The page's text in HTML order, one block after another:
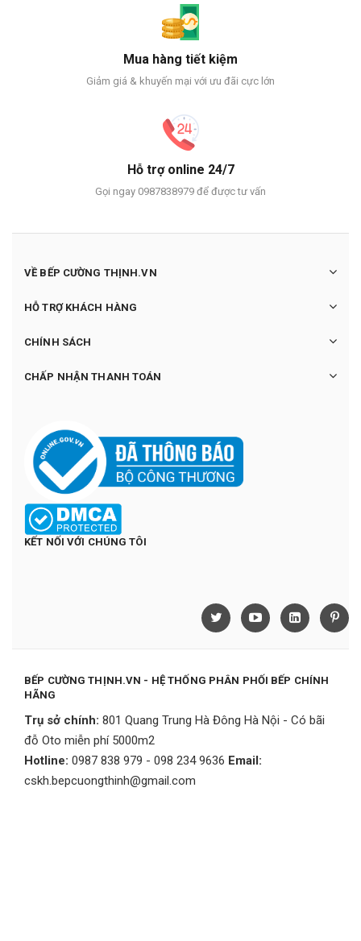
Mua hàng tiết kiệm
Giảm giá & khuyến mại với ưu đãi cực lớn
Hỗ trợ online 24/7
Gọi ngay 0987838979 để được tư vấn
VỀ BẾP CƯỜNG THỊNH.VN
HỖ TRỢ KHÁCH HÀNG
CHÍNH SÁCH
CHẤP NHẬN THANH TOÁN
KẾT NỐI VỚI CHÚNG TÔI
BẾP CƯỜNG THỊNH.VN - HỆ THỐNG PHÂN PHỐI BẾP CHÍNH
HÃNG
Trụ sở chính: 801 Quang Trung Hà Đông Hà Nội - Có bãi
đỗ Oto miễn phí 5000m2
Hotline: 0987 838 979 - 098 234 9636 Email:
cskh.bepcuongthinh@gmail.com